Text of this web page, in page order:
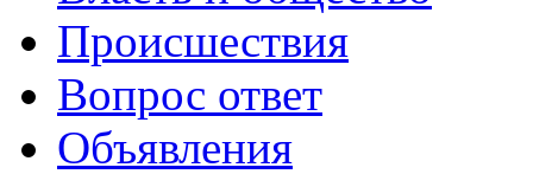
Происшествия
Вопрос ответ
Объявления